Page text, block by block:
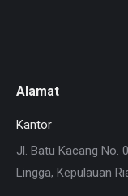
Alamat
Kantor
Jl. Batu Kacang No.
Lingga, Kepulauan